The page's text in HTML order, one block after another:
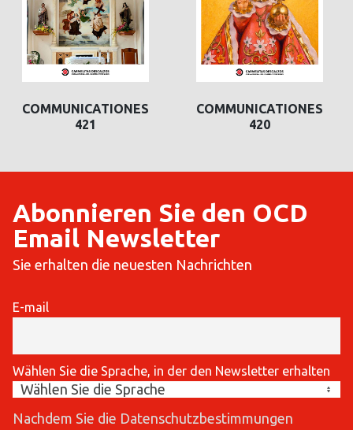
COMMUNICATIONES
421
COMMUNICATIONES
420
Abonnieren Sie den OCD
Email Newsletter
Sie erhalten die neuesten Nachrichten
E-mail
Wählen Sie die Sprache, in der den Newsletter erhalten
Nachdem Sie die Datenschutzbestimmungen